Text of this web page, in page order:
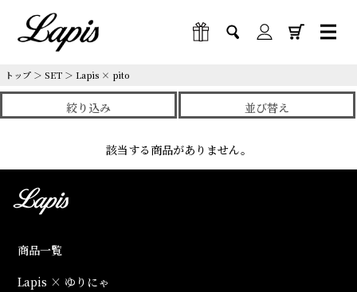
トップ ＞ SET ＞ Lapis × pito
絞り込み 並び替え
該当する商品がありません。
商品一覧
Lapis × ゆりにゃ